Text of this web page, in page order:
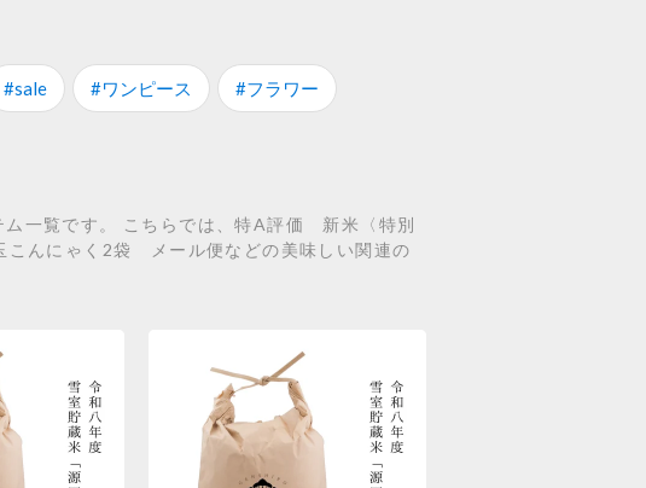
#sale #ワンピース #フラワー
ム一覧です。 こちらでは、特A評価 新米〈特別
んにゃく2袋 メール便などの美味しい関連の